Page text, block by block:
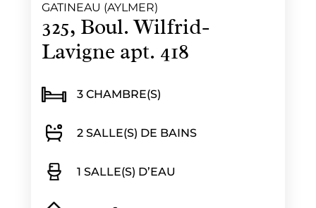
GATINEAU (AYLMER)
325, Boul. Wilfrid-
Lavigne apt. 418
3 CHAMBRE(S)
2 SALLE(S) DE BAINS
1 SALLE(S) D’EAU